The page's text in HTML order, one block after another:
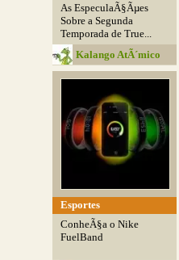
As EspeculaÃ§Ãµes
Sobre a Segunda
Temporada de True...
Kalango AtÃ´mico
Esportes
ConheÃ§a o Nike
FuelBand